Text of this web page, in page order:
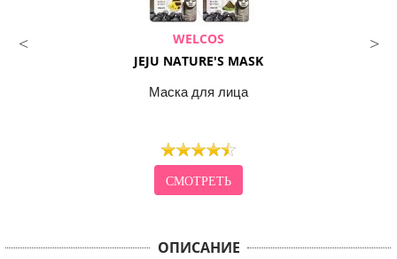
WELCOS
JEJU NATURE'S MASK
Маска для лица
СМОТРЕТЬ
ОПИСАНИЕ